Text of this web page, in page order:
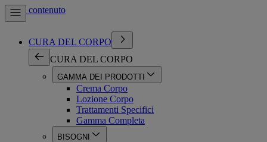
Vai al contenuto
CURA DEL CORPO
CURA DEL CORPO
GAMMA DEI PRODOTTI
Crema Corpo
Lozione Corpo
Trattamenti Specifici
Gamma Completa
BISOGNI